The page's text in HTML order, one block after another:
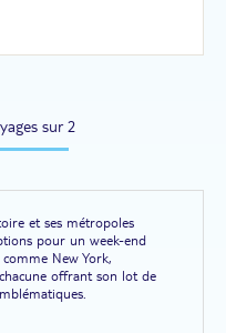
sur 2
et ses métropoles
pour un week-end
New York,
offrant son lot de